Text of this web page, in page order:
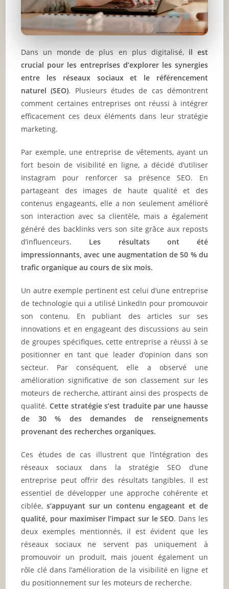
Dans un monde de plus en plus digitalisé, il est
crucial pour les entreprises d’explorer les synergies
entre les réseaux sociaux et le référencement
naturel (SEO). Plusieurs études de cas démontrent
comment certaines entreprises ont réussi à intégrer
efficacement ces deux éléments dans leur stratégie
marketing.
Par exemple, une entreprise de vêtements, ayant un
fort besoin de visibilité en ligne, a décidé d’utiliser
Instagram pour renforcer sa présence SEO. En
partageant des images de haute qualité et des
contenus engageants, elle a non seulement amélioré
son interaction avec sa clientèle, mais a également
généré des backlinks vers son site grâce aux reposts
d’influenceurs. Les résultats ont été
impressionnants, avec une augmentation de 50 % du
trafic organique au cours de six mois.
Un autre exemple pertinent est celui d’une entreprise
de technologie qui a utilisé LinkedIn pour promouvoir
son contenu. En publiant des articles sur ses
innovations et en engageant des discussions au sein
de groupes spécifiques, cette entreprise a réussi à se
positionner en tant que leader d’opinion dans son
secteur. Par conséquent, elle a observé une
amélioration significative de son classement sur les
moteurs de recherche, attirant ainsi des prospects de
qualité. Cette stratégie s’est traduite par une hausse
de 30 % des demandes de renseignements
provenant des recherches organiques.
Ces études de cas illustrent que l’intégration des
réseaux sociaux dans la stratégie SEO d’une
entreprise peut offrir des résultats tangibles. Il est
essentiel de développer une approche cohérente et
ciblée, s’appuyant sur un contenu engageant et de
qualité, pour maximiser l’impact sur le SEO. Dans les
deux exemples mentionnés, il est évident que les
réseaux sociaux ne servent pas uniquement à
promouvoir un produit, mais jouent également un
rôle clé dans l’amélioration de la visibilité en ligne et
du positionnement sur les moteurs de recherche.